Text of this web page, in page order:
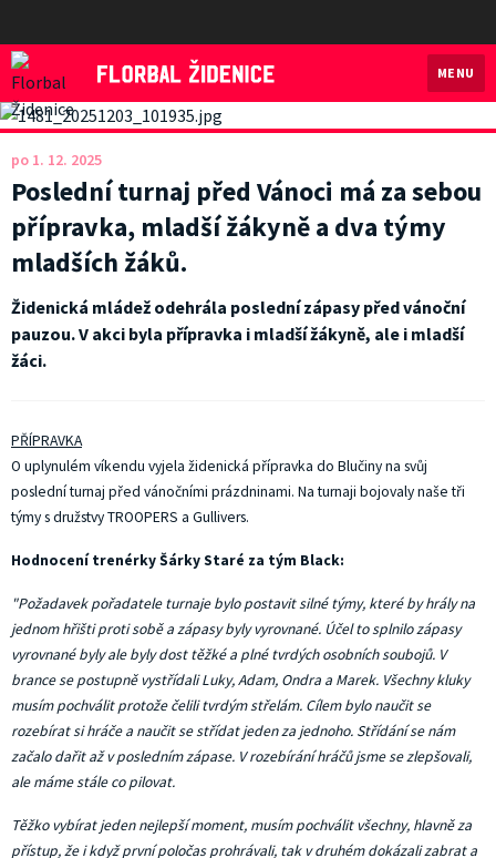
Florbal Židenice
MENU
po 1. 12. 2025
Poslední turnaj před Vánoci má za sebou
přípravka, mladší žákyně a dva týmy
mladších žáků.
Židenická mládež odehrála poslední zápasy před vánoční
pauzou. V akci byla přípravka i mladší žákyně, ale i mladší
žáci.
PŘÍPRAVKA
O uplynulém víkendu vyjela židenická přípravka do Blučiny na svůj
poslední turnaj před vánočními prázdninami. Na turnaji bojovaly naše tři
týmy s družstvy TROOPERS a Gullivers.
Hodnocení trenérky Šárky Staré za tým Black:
"Požadavek pořadatele turnaje bylo postavit silné týmy, které by hrály na
jednom hřišti proti sobě a zápasy byly vyrovnané. Účel to splnilo zápasy
vyrovnané byly ale byly dost těžké a plné tvrdých osobních soubojů. V
brance se postupně vystřídali Luky, Adam, Ondra a Marek. Všechny kluky
musím pochválit protože čelili tvrdým střelám. Cílem bylo naučit se
rozebírat si hráče a naučit se střídat jeden za jednoho. Střídání se nám
začalo dařit až v posledním zápase. V rozebírání hráčů jsme se zlepšovali,
ale máme stále co pilovat.
Těžko vybírat jeden nejlepší moment, musím pochválit všechny, hlavně za
přístup, že i když první poločas prohrávali, tak v druhém dokázali zabrat a